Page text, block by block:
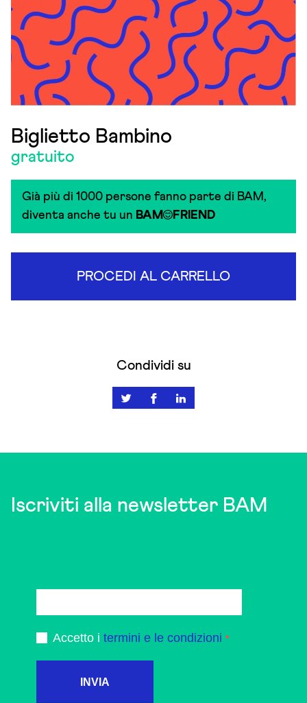
Biglietto Bambino
gratuito
Già più di 1000 persone fanno parte di BAM,
diventa anche tu un BAM FRIEND
PROCEDI AL CARRELLO
Condividi su
Iscriviti alla newsletter BAM
Accetto i termini e le condizioni
INVIA